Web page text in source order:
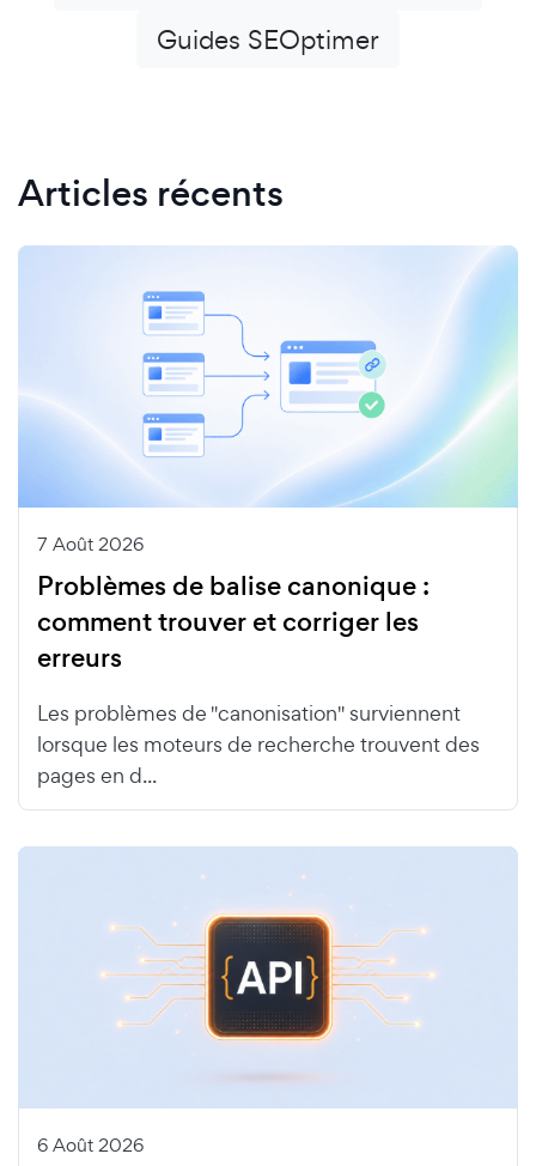
Guides SEOptimer
Articles récents
7 Août 2026
Problèmes de balise canonique :
comment trouver et corriger les
erreurs
Les problèmes de "canonisation" surviennent
lorsque les moteurs de recherche trouvent des
pages en d...
6 Août 2026